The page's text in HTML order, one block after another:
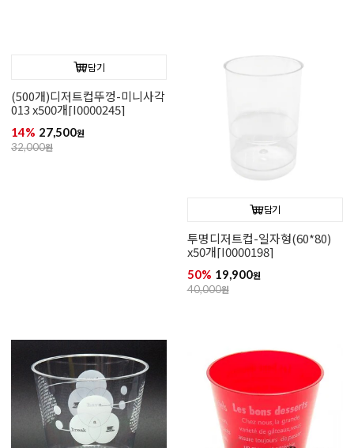
담기
(500개)디저트컵뚜껑-미니사각
013 x500개[I0000245]
14% 27,500원
32,000원
담기
투명디저트컵-일자형(60*80)
x50개[I0000198]
50% 19,900원
40,000원